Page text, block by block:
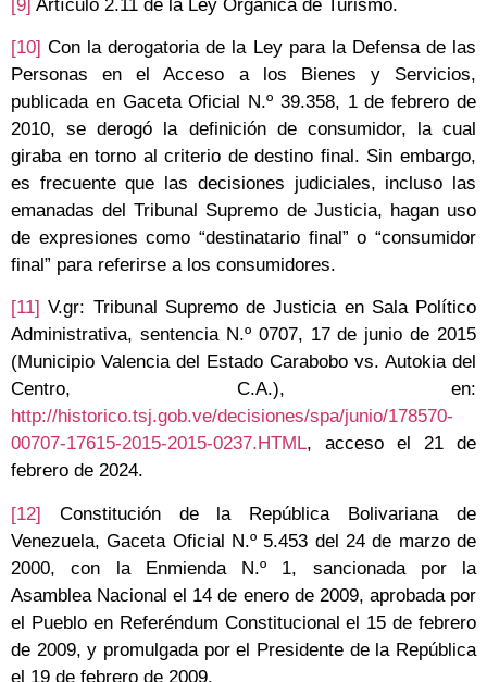
[9] Artículo 2.11 de la Ley Orgánica de Turismo.
[10] Con la derogatoria de la Ley para la Defensa de las
Personas en el Acceso a los Bienes y Servicios,
publicada en Gaceta Oficial N.º 39.358, 1 de febrero de
2010, se derogó la definición de consumidor, la cual
giraba en torno al criterio de destino final. Sin embargo,
es frecuente que las decisiones judiciales, incluso las
emanadas del Tribunal Supremo de Justicia, hagan uso
de expresiones como “destinatario final” o “consumidor
final” para referirse a los consumidores.
[11] V.gr: Tribunal Supremo de Justicia en Sala Político
Administrativa, sentencia N.º 0707, 17 de junio de 2015
(Municipio Valencia del Estado Carabobo vs. Autokia del
Centro, C.A.), en:
http://historico.tsj.gob.ve/decisiones/spa/junio/178570-
00707-17615-2015-2015-0237.HTML, acceso el 21 de
febrero de 2024.
[12] Constitución de la República Bolivariana de
Venezuela, Gaceta Oficial N.º 5.453 del 24 de marzo de
2000, con la Enmienda N.º 1, sancionada por la
Asamblea Nacional el 14 de enero de 2009, aprobada por
el Pueblo en Referéndum Constitucional el 15 de febrero
de 2009, y promulgada por el Presidente de la República
el 19 de febrero de 2009.